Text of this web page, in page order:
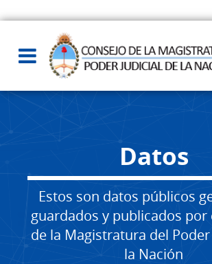
Datos
Estos son datos públicos
guardados y publicados por
de la Magistratura del Poder
la Nación